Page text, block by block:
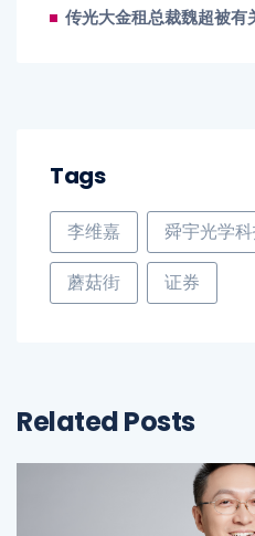
传光大金租总裁魏超被有
Tags
李维嘉 舜宇光学
蘑菇街 证券
Related Posts